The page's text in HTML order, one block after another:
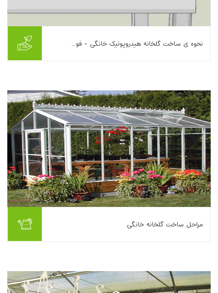
این مقاله به معرفی روش ساخت یک گلخانه هیدروپونیک خانگی و
بیشتر بخوانیم ...
نحوه ی ساخت گلخانه هیدروپونیک خانگی - فو...
گلخانه به صورت یک واحد جداگانه، در تماس با ساختمان های موجود
بیشتر بخوانیم ...
مراحل ساخت گلخانه خانگی